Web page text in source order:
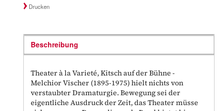
Drucken
Beschreibung
Theater à la Varieté, Kitsch auf der Bühne -
Melchior Vischer (1895-1975) hielt nichts von
verstaubter Dramaturgie. Bewegung sei der
eigentliche Ausdruck der Zeit, das Theater müsse